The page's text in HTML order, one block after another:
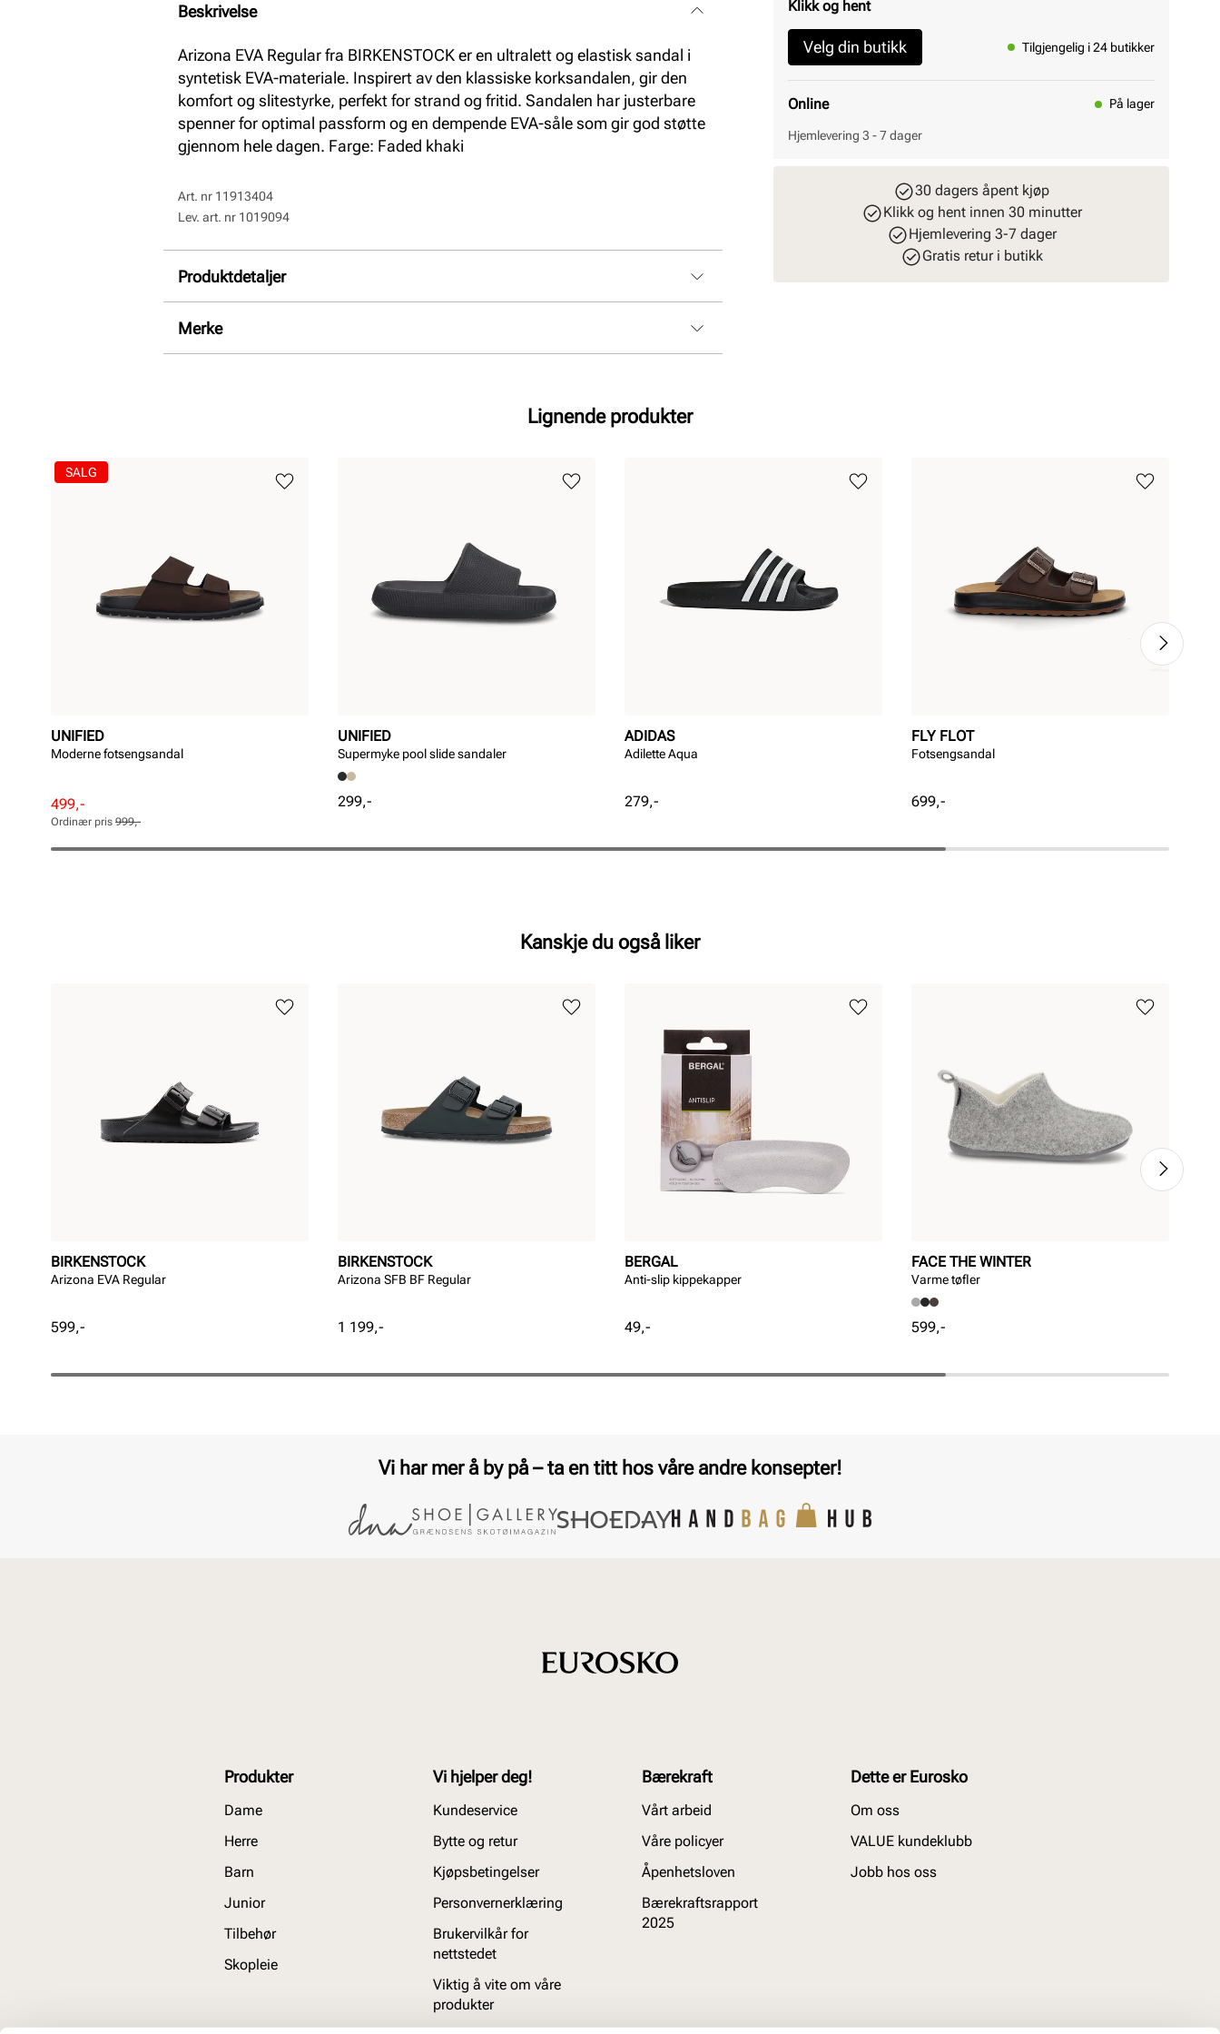
Beskrivelse
Arizona EVA Regular fra BIRKENSTOCK er en ultralett og elastisk sandal i
syntetisk EVA-materiale. Inspirert av den klassiske korksandalen, gir den
komfort og slitestyrke, perfekt for strand og fritid. Sandalen har justerbare
spenner for optimal passform og en dempende EVA-såle som gir god støtte
gjennom hele dagen. Farge: Faded khaki
Art. nr 11913404
Lev. art. nr 1019094
Produktdetaljer
Overdel:
Merke
Klikk og hent
Velg din butikk Tilgjengelig i 24 butikker
Online På lager
Hjemlevering 3 - 7 dager
30 dagers åpent kjøp
Klikk og hent innen 30 minutter
Hjemlevering 3-7 dager
Gratis retur i butikk
Lignende produkter
UNIFIED
Moderne fotsengsandal
Rabattert
pris
Pris
499,-
Ordinær
pris
Pris
Ordinær pris 999,-
SALG
UNIFIED
Supermyke pool slide sandaler
Pris
299,-
ADIDAS
Adilette Aqua
Pris
279,-
FLY FLOT
Fotsengsandal
Pris
699,-
Kanskje du også liker
BIRKENSTOCK
Arizona EVA Regular
Pris
599,-
BIRKENSTOCK
Arizona SFB BF Regular
Pris
1 199,-
BERGAL
Anti-slip kippekapper
Pris
49,-
FACE THE WINTER
Varme tøfler
Pris
599,-
Vi har mer å by på – ta en titt hos våre andre konsepter!
Produkter
Dame
Herre
Barn
Junior
Tilbehør
Skopleie
Vi hjelper deg!
Kundeservice
Bytte og retur
Kjøpsbetingelser
Personvernerklæring
Brukervilkår for
nettstedet
Viktig å vite om våre
produkter
Bærekraft
Vårt arbeid
Våre policyer
Åpenhetsloven
Bærekraftsrapport
2025
Dette er Eurosko
Om oss
VALUE kundeklubb
Jobb hos oss